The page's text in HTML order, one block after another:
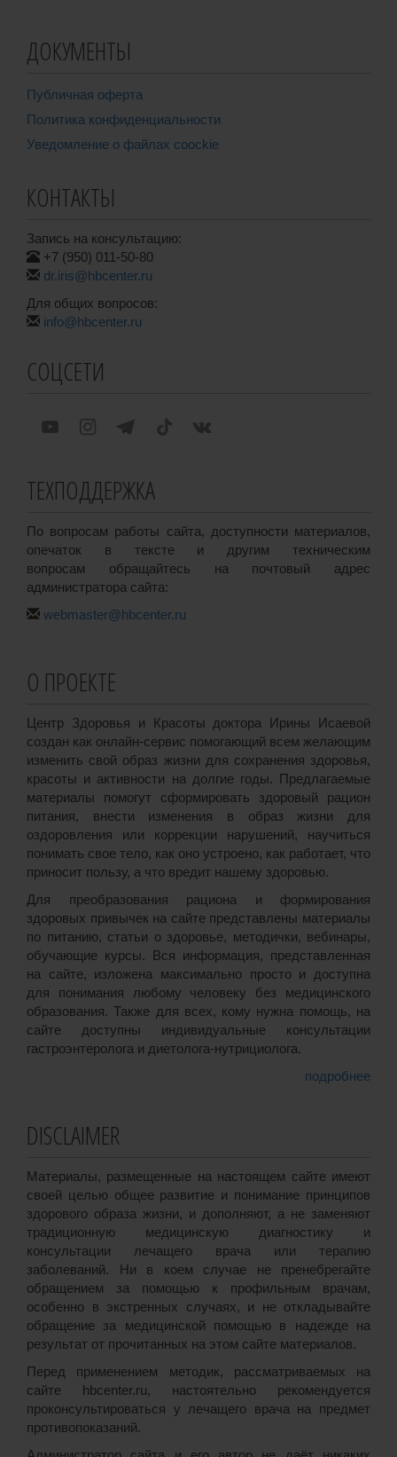
ДОКУМЕНТЫ
Публичная оферта
Политика конфиденциальности
Уведомление о файлах coockie
КОНТАКТЫ
Запись на консультацию:
+7 (950) 011-50-80
dr.iris@hbcenter.ru
Для общих вопросов:
info@hbcenter.ru
СОЦСЕТИ
ТЕХПОДДЕРЖКА
По вопросам работы сайта, доступности материалов,
опечаток в тексте и другим техническим
вопросам обращайтесь на почтовый адрес
администратора сайта:
webmaster@hbcenter.ru
О ПРОЕКТЕ
Центр Здоровья и Красоты доктора Ирины Исаевой
создан как онлайн-сервис помогающий всем желающим
изменить свой образ жизни для сохранения здоровья,
красоты и активности на долгие годы. Предлагаемые
материалы помогут сформировать здоровый рацион
питания, внести изменения в образ жизни для
оздоровления или коррекции нарушений, научиться
понимать свое тело, как оно устроено, как работает, что
приносит пользу, а что вредит нашему здоровью.
Для преобразования рациона и формирования
здоровых привычек на сайте представлены материалы
по питанию, статьи о здоровье, методички, вебинары,
обучающие курсы. Вся информация, представленная
на сайте, изложена максимально просто и доступна
для понимания любому человеку без медицинского
образования. Также для всех, кому нужна помощь, на
сайте доступны индивидуальные консультации
гастроэнтеролога и диетолога-нутрициолога.
подробнее
DISCLAIMER
Материалы, размещенные на настоящем сайте имеют
своей целью общее развитие и понимание принципов
здорового образа жизни, и дополняют, а не заменяют
традиционную медицинскую диагностику и
консультации лечащего врача или терапию
заболеваний. Ни в коем случае не пренебрегайте
обращением за помощью к профильным врачам,
особенно в экстренных случаях, и не откладывайте
обращение за медицинской помощью в надежде на
результат от прочитанных на этом сайте материалов.
Перед применением методик, рассматриваемых на
сайте hbcenter.ru, настоятельно рекомендуется
проконсультироваться у лечащего врача на предмет
противопоказаний.